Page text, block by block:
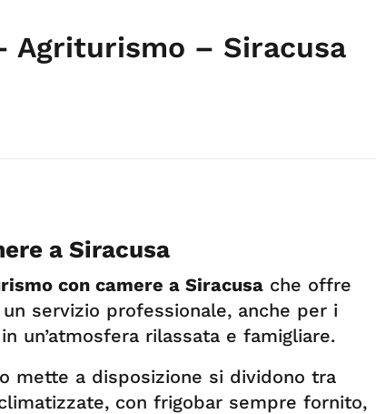
Agriturismo – Siracusa
a Siracusa
con camere a Siracusa che offre
servizio professionale, anche per i
un’atmosfera rilassata e famigliare.
mette a disposizione si dividono tra
con frigobar sempre fornito,